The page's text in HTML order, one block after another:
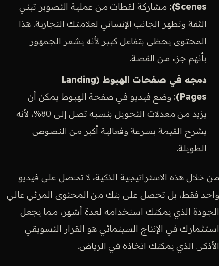
Scenes):
مشاركة لقطات من عملية التصوير تبني
الثقة وتظهر الجانب الإنساني لعلامتك التجارية. هذا
المحتوى يحظى بتفاعل كبير لأنه يشعر الجمهور
بأنهم جزء من القصة.
دمجه في صفحات الهبوط (Landing
Pages):
وضع فيديو في صفحة الهبوط يمكن أن
يزيد من معدلات التحويل بنسبة تصل إلى 80%، لأنه
يشرح القيمة بسرعة وفعالية أكبر من النصوص
الطويلة.
من خلال هذه الاستراتيجية الذكية، لا تحصل على فيديو
واحد فقط، بل تحصل على بنك من المحتوى المرئي عالي
الجودة الذي يمكنك استخدامه لعدة أشهر، مما يجعل
استثمارك في الإنتاج السينمائي هو القرار التسويقي
الأذكى الذي يمكنك اتخاذه في الرياض.